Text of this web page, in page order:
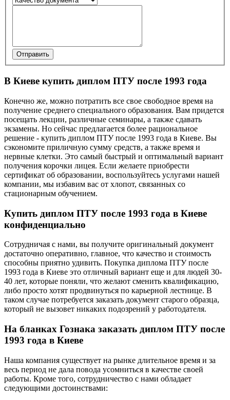
Отправить
В Киеве купить диплом ПТУ после 1993 года
Конечно же, можно потратить все свое свободное время на
получение среднего специального образования. Вам придется
посещать лекции, различные семинары, а также сдавать
экзамены. Но сейчас предлагается более рациональное
решение - купить диплом ПТУ после 1993 года в Киеве. Вы
сэкономите приличную сумму средств, а также время и
нервные клетки. Это самый быстрый и оптимальный вариант
получения корочки лицея. Если желаете приобрести
сертификат об образовании, воспользуйтесь услугами нашей
компании, мы избавим вас от хлопот, связанных со
стационарным обучением.
Купить диплом ПТУ после 1993 года в Киеве
конфиденциально
Сотрудничая с нами, вы получите оригинальный документ
достаточно оперативно, главное, что качество и стоимость
способны приятно удивить. Покупка диплома ПТУ после
1993 года в Киеве это отличный вариант еще и для людей 30-
40 лет, которые поняли, что желают сменить квалификацию,
либо просто хотят продвинуться по карьерной лестнице. В
таком случае потребуется заказать документ старого образца,
который не вызовет никаких подозрений у работодателя.
На бланках Гознака заказать диплом ПТУ после
1993 года в Киеве
Наша компания существует на рынке длительное время и за
весь период не дала повода усомниться в качестве своей
работы. Кроме того, сотрудничество с нами обладает
следующими достоинствами: